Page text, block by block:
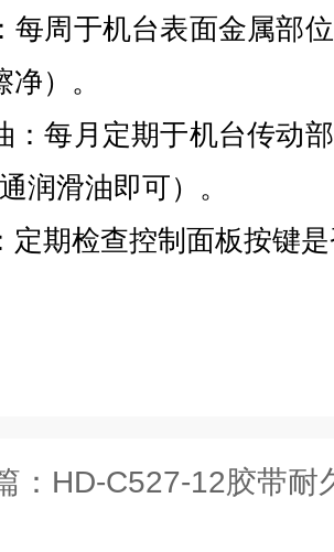
每周于机台表面金属部
）。
：每月定期于机台传动
润滑油即可）。
定期检查控制面板按键
： HD-C527-12胶带耐